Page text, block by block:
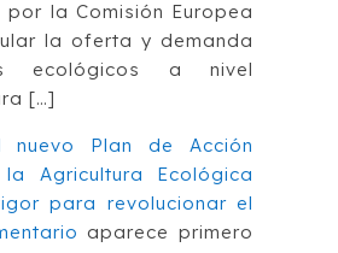
la Comisión Europea
la oferta y demanda
ecológicos a nivel
[…]
nuevo Plan de Acción
Agricultura Ecológica
para revolucionar el
aparece primero